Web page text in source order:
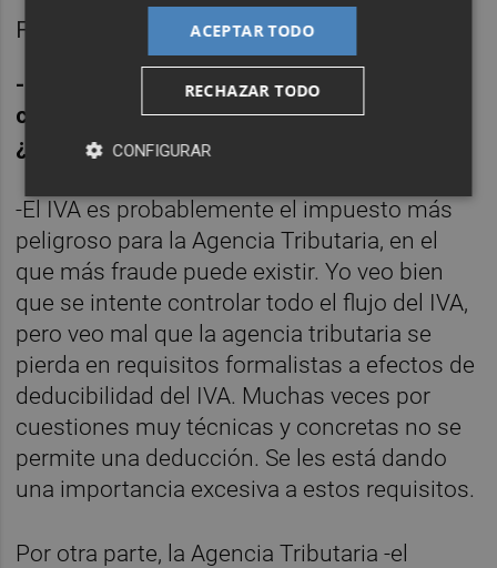
Foto: EVA MÁÑEZ
-La Agencia Tributaria está estrechando el
cerco para cobrar el IVA a las empresas
¿Cómo está yendo?
-El IVA es probablemente el impuesto más
peligroso para la Agencia Tributaria, en el
que más fraude puede existir. Yo veo bien
que se intente controlar todo el flujo del IVA,
pero veo mal que la agencia tributaria se
pierda en requisitos formalistas a efectos de
deducibilidad del IVA. Muchas veces por
cuestiones muy técnicas y concretas no se
permite una deducción. Se les está dando
una importancia excesiva a estos requisitos.
Por otra parte, la Agencia Tributaria -el
ACEPTAR TODO
RECHAZAR TODO
CONFIGURAR